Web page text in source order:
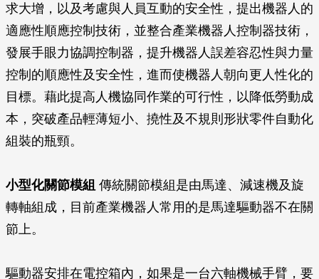
求大增，以及考慮與人員互動的安全性，提出機器人的
適應性順應控制技術，並整合產業機器人控制器技術，
發展手眼力協調控制器，提升機器人誤差容忍性與力量
控制的順應性及安全性，進而使機器人朝向更人性化的
目標。藉此提高人機協同作業的可行性，以降低勞動成
本，突破產品輕薄短小、撓性及不規則形狀零件自動化
組裝的瓶頸。
小型化關節模組 傳統關節模組是由馬達、減速機及旋
轉軸組成，目前產業機器人常用的是馬達驅動器不在關
節上。
驅動器安排在電控箱內，如果是一台六軸機械手臂，要